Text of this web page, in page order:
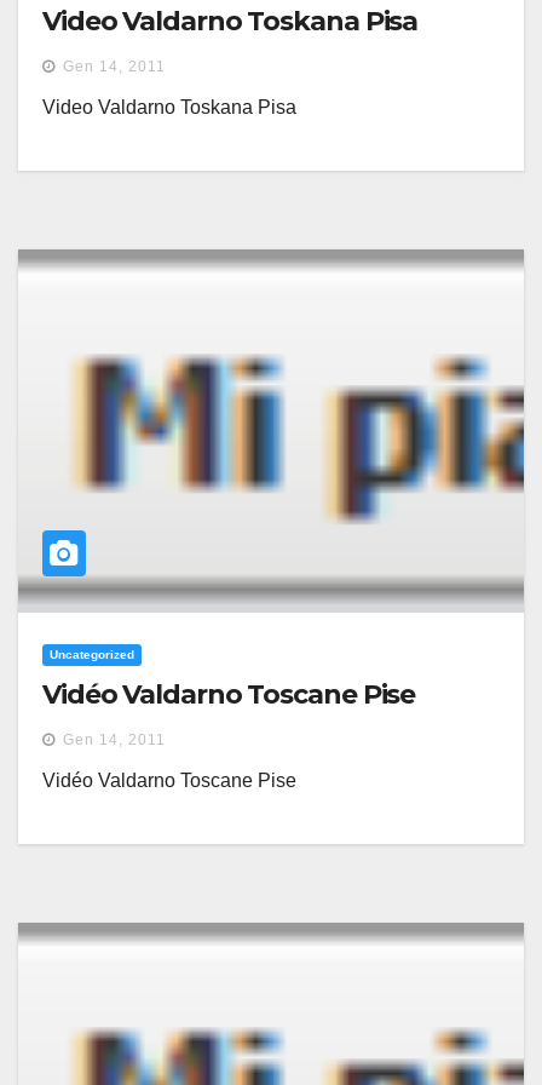
Video Valdarno Toskana Pisa
Gen 14, 2011
Video Valdarno Toskana Pisa
Uncategorized
Vidéo Valdarno Toscane Pise
Gen 14, 2011
Vidéo Valdarno Toscane Pise